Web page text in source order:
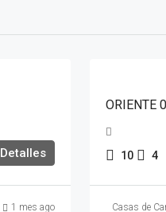
Detalles
1 mes ago
ORIENTE
10 4
Casas de